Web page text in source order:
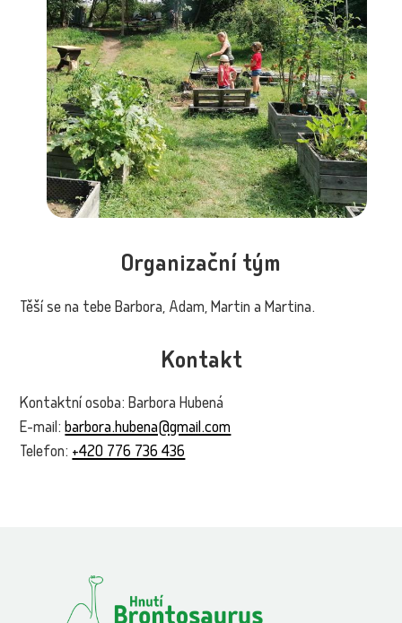
Organizační tým
Těší se na tebe Barbora, Adam, Martin a Martina.
Kontakt
Kontaktní osoba: Barbora Hubená
E-mail:barbora.hubena@gmail.com
Telefon:+420 776 736 436